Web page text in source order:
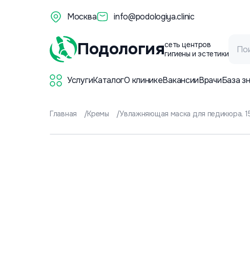
Москва info@podologiya.clinic
Подологиясеть центров
гигиены и эстетики
УслугиКаталогО клиникеВакансииВрачиБаза
Главная Кремы Увлажняющая маска для педикюра,